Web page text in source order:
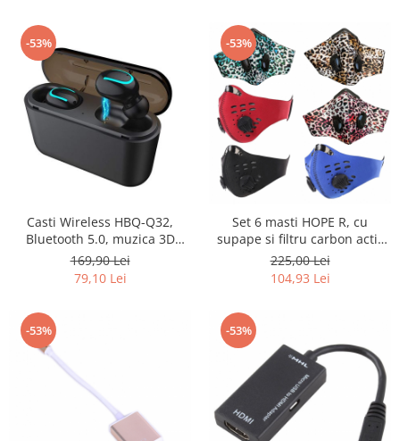
-53%
Casti Wireless HBQ-Q32,
Bluetooth 5.0, muzica 3D
Surround de inalta calitate,
apeluri telefon, compatibile
IOS Samsung iPhone Android
169,90 Lei
79,10 Lei
-53%
Set 6 masti HOPE R, cu
supape si filtru carbon activ
antipoluare, Family,
reutilizabile, pentru alergat,
bicicleta, trotineta
225,00 Lei
104,93 Lei
-53% -53%